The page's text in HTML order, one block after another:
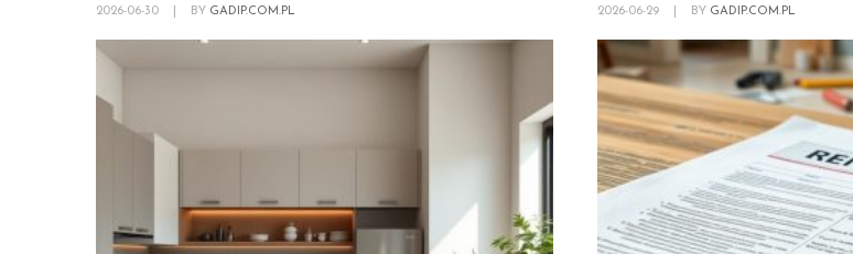
2026-06-30 BY GADIP.COM.PL 2026-06-29 BY GADIP.COM.PL